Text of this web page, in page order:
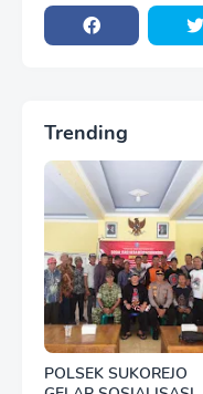
Trending
POLSEK SUKOREJO